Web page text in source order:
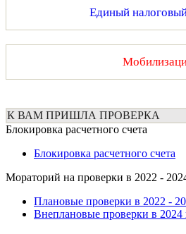
Единый
К ВАМ ПРИШЛА ПРОВЕРКА
Блокировка расчетного счета
Блокировка расчетного счета
Мораторий на проверки в 2022 -
Плановые проверки в 2022 -
Внеплановые проверки в 2024